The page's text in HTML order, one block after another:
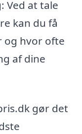
Ved at tale
kan du få
og hvor ofte
af dine
gør det